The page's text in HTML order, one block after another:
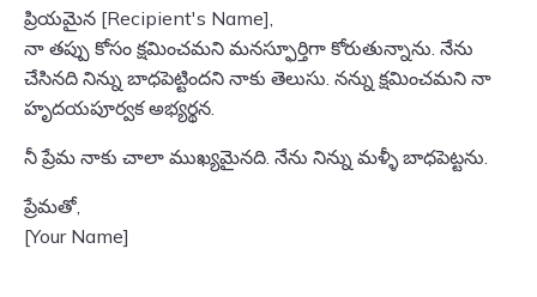
ప్రియమైన [Recipient's Name],
నా తప్పు కోసం క్షమించమని మనస్ఫూర్తిగా కోరుతున్నాను. నేను
చేసినది నిన్ను బాధపెట్టిందని నాకు తెలుసు. నన్ను క్షమించమని నా
హృదయపూర్వక అభ్యర్థన.
నీ ప్రేమ నాకు చాలా ముఖ్యమైనది. నేను నిన్ను మళ్ళీ బాధపెట్టను.
ప్రేమతో,
[Your Name]